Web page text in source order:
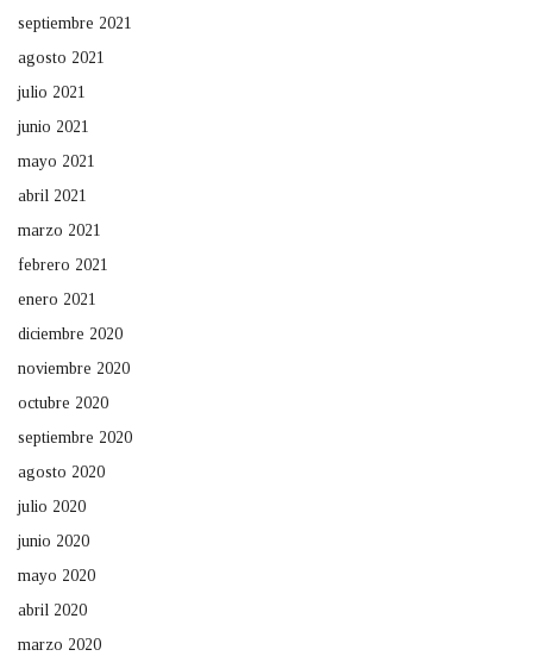
septiembre 2021
agosto 2021
julio 2021
junio 2021
mayo 2021
abril 2021
marzo 2021
febrero 2021
enero 2021
diciembre 2020
noviembre 2020
octubre 2020
septiembre 2020
agosto 2020
julio 2020
junio 2020
mayo 2020
abril 2020
marzo 2020